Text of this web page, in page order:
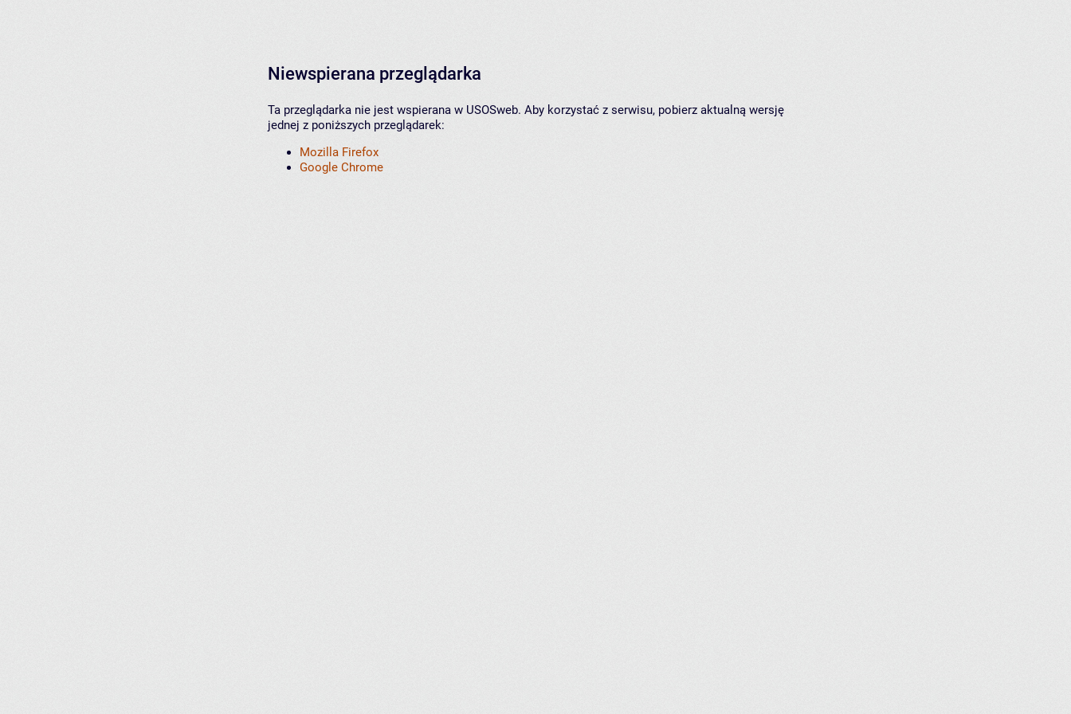
Niewspierana przeglądarka
Ta przeglądarka nie jest wspierana w USOSweb. Aby korzystać z serwisu, pobierz aktualną wersję
jednej z poniższych przeglądarek:
Mozilla Firefox
Google Chrome